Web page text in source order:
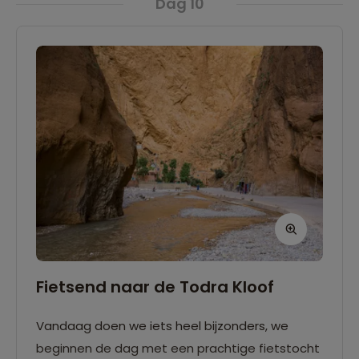
Fietsend naar de Todra Kloof
Vandaag doen we iets heel bijzonders, we
beginnen de dag met een prachtige fietstocht